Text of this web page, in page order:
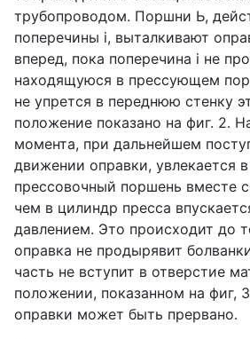
трубопроводом. Поршни Ь,
поперечины i, выталкивают
вперед, пока поперечина i не
находящуюся в прессующем
не упрется в переднюю стенку
положение показано на фиг. 2.
момента, при дальнейшем
движении оправки, увлекается
прессовочный поршень вместе
чем в цилиндр пресса
давлением. Это происходит до
оправка не продырявит
часть не вступит в отверстие
положении, показанном на фиг,
оправки может быть прервано.